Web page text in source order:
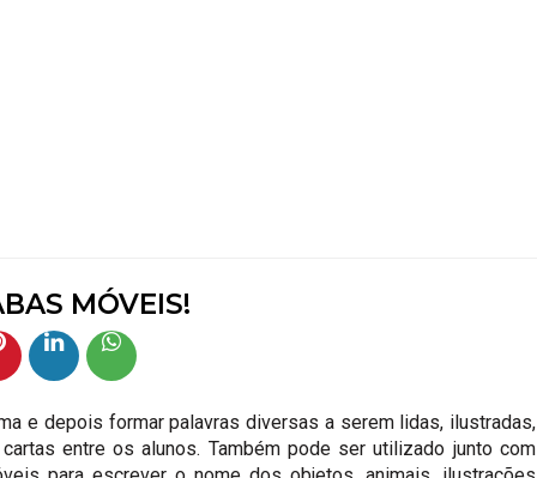
MÓVEIS!
e depois formar palavras diversas a serem lidas, ilustradas,
entre os alunos. Também pode ser utilizado junto com